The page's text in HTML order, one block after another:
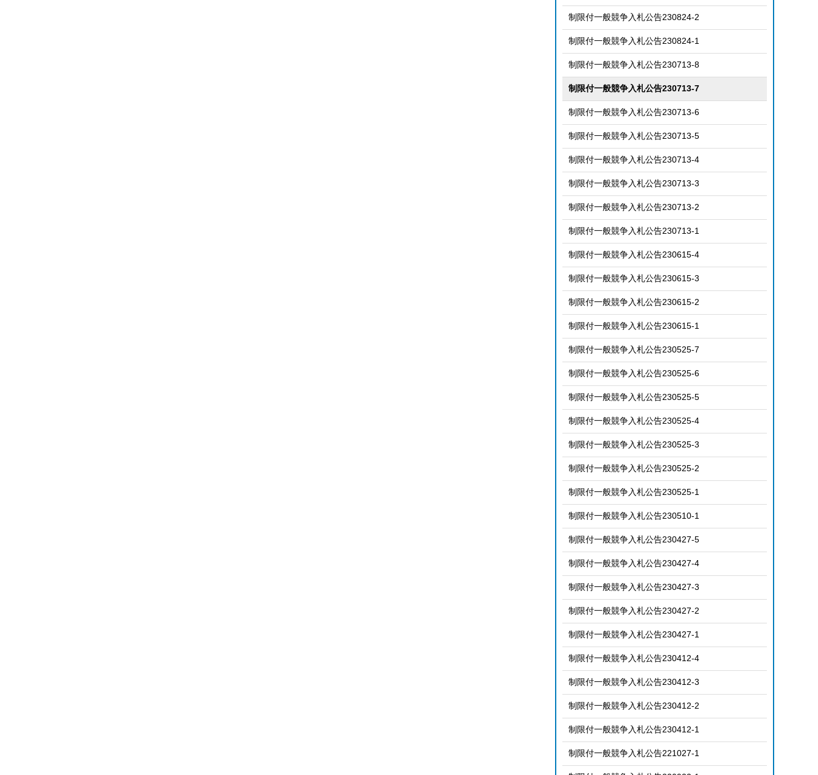
制限付一般競争入札公告230824-2
制限付一般競争入札公告230824-1
制限付一般競争入札公告230713-8
制限付一般競争入札公告230713-7
制限付一般競争入札公告230713-6
制限付一般競争入札公告230713-5
制限付一般競争入札公告230713-4
制限付一般競争入札公告230713-3
制限付一般競争入札公告230713-2
制限付一般競争入札公告230713-1
制限付一般競争入札公告230615-4
制限付一般競争入札公告230615-3
制限付一般競争入札公告230615-2
制限付一般競争入札公告230615-1
制限付一般競争入札公告230525-7
制限付一般競争入札公告230525-6
制限付一般競争入札公告230525-5
制限付一般競争入札公告230525-4
制限付一般競争入札公告230525-3
制限付一般競争入札公告230525-2
制限付一般競争入札公告230525-1
制限付一般競争入札公告230510-1
制限付一般競争入札公告230427-5
制限付一般競争入札公告230427-4
制限付一般競争入札公告230427-3
制限付一般競争入札公告230427-2
制限付一般競争入札公告230427-1
制限付一般競争入札公告230412-4
制限付一般競争入札公告230412-3
制限付一般競争入札公告230412-2
制限付一般競争入札公告230412-1
制限付一般競争入札公告221027-1